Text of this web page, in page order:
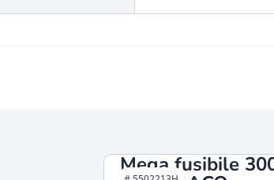
Mega fusibile